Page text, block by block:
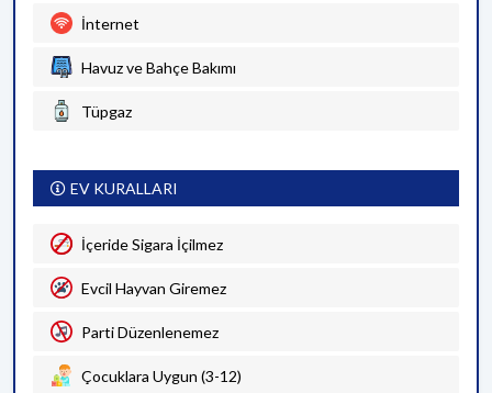
İnternet
Havuz ve Bahçe Bakımı
Tüpgaz
EV KURALLARI
İçeride Sigara İçilmez
Evcil Hayvan Giremez
Parti Düzenlenemez
Çocuklara Uygun (3-12)